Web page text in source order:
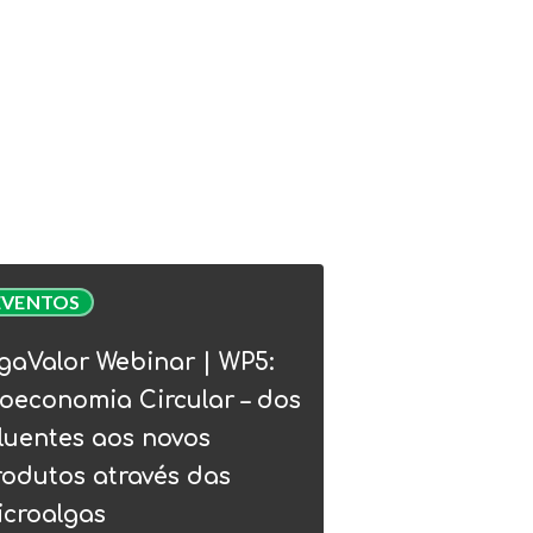
Webinar | WP5:
Circular – dos
aos novos
através das